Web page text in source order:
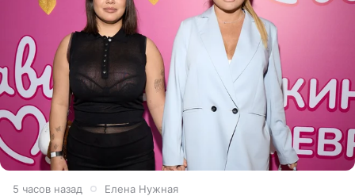
5 часов назад Елена Нужная